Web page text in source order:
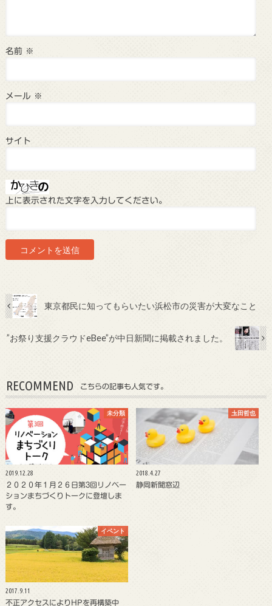
名前 ※
メール ※
サイト
上に表示された文字を入力してください。
東京都民に知ってもらいたい浜松市の災害が大変なこと
”お祭り支援クラウドeBee”が中日新聞に掲載されました。
RECOMMEND こちらの記事も人気です。
未分類
2019.12.28
２０２０年１月２６日第3回リノベー
ションまちづくりトークに登壇しま
す。
圡田哲也
2018.4.27
静岡新聞窓辺
イベント
2017.9.11
不正アクセスによりHPを再構築中